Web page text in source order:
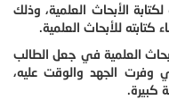
الأبحاث العلمية، وذلك
للأبحاث العلمية.
العلمية في جعل الطالب
وفرت الجهد والوقت عليه،
كبيرة.